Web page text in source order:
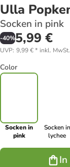
Ulla
Socken in pink
-40%5,99 €
UVP: 9,99 €* inkl. MwSt.
Color
Socken in
pink
Socken in
lychee